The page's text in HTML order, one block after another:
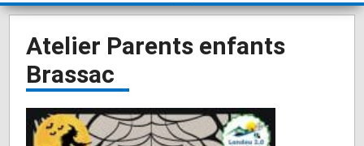
Atelier Parents enfants
Brassac